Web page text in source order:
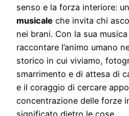
senso e la forza interiore:
musicale che invita chi
nei brani. Con la sua
raccontare l’animo umano
storico in cui viviamo,
smarrimento e di attesa di
e il coraggio di cercare
concentrazione delle forze
significato dietro le cose.